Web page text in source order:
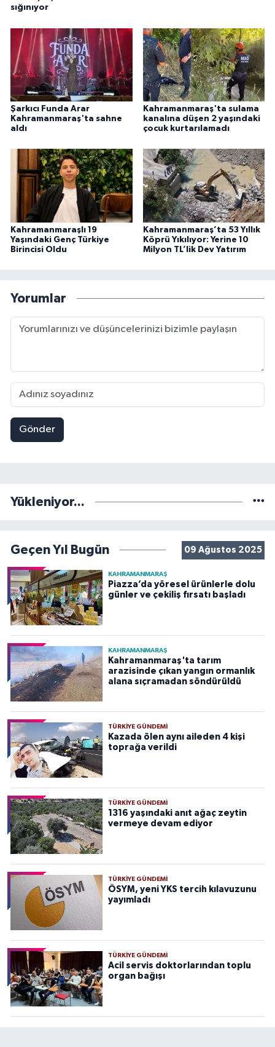
sığınıyor
Şarkıcı Funda Arar
Kahramanmaraş'ta sahne
aldı
Kahramanmaraş'ta sulama
kanalına düşen 2 yaşındaki
çocuk kurtarılamadı
Kahramanmaraşlı 19
Yaşındaki Genç Türkiye
Birincisi Oldu
Kahramanmaraş’ta 53 Yıllık
Köprü Yıkılıyor: Yerine 10
Milyon TL’lik Dev Yatırım
Yorumlar
Gönder
Yükleniyor...
Geçen Yıl Bugün 09 Ağustos 2025
KAHRAMANMARAŞ
Piazza’da yöresel ürünlerle dolu
günler ve çekiliş fırsatı başladı
KAHRAMANMARAŞ
Kahramanmaraş'ta tarım
arazisinde çıkan yangın ormanlık
alana sıçramadan söndürüldü
TÜRKIYE GÜNDEMI
Kazada ölen aynı aileden 4 kişi
toprağa verildi
TÜRKIYE GÜNDEMI
1316 yaşındaki anıt ağaç zeytin
vermeye devam ediyor
TÜRKIYE GÜNDEMI
ÖSYM, yeni YKS tercih kılavuzunu
yayımladı
TÜRKIYE GÜNDEMI
Acil servis doktorlarından toplu
organ bağışı